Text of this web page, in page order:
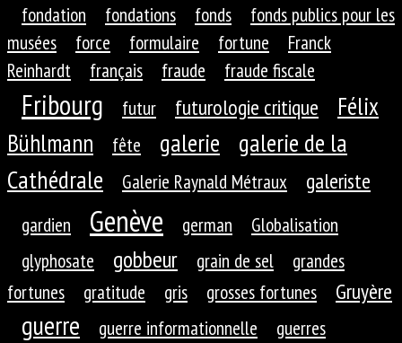
fondation fondations fonds
fonds publics pour les
musées
force formulaire fortune
Franck
Reinhardt
français fraude fraude fiscale
Fribourg futur futurologie critique
Félix
Bühlmann
fête galerie
galerie de la
Cathédrale
Galerie Raynald Métraux galeriste
gardien Genève german
Globalisation
glyphosate
gobbeur grain de sel
grandes
fortunes
gratitude gris grosses fortunes Gruyère
guerre guerre informationnelle
guerres